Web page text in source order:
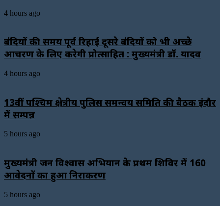
4 hours ago
बंदियों की समय पूर्व रिहाई दूसरे बंदियों को भी अच्छे
आचरण के लिए करेगी प्रोत्साहित : मुख्यमंत्री डॉ. यादव
4 hours ago
13वीं पश्चिम क्षेत्रीय पुलिस समन्वय समिति की बैठक इंदौर
में सम्पन्न
5 hours ago
मुख्यमंत्री जन विश्वास अभियान के प्रथम शिविर में 160
आवेदनों का हुआ निराकरण
5 hours ago